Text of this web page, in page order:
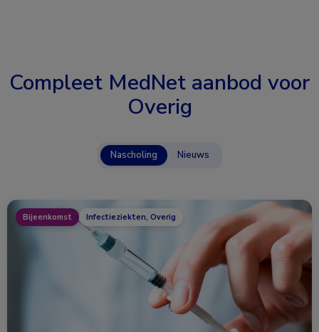
Compleet MedNet aanbod voor
Overig
Nascholing Nieuws
Bijeenkomst Infectieziekten, Overig